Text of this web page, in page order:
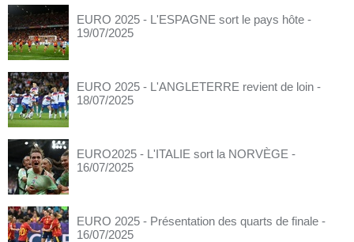
EURO 2025 - L'ESPAGNE sort le pays hôte -
19/07/2025
EURO 2025 - L'ANGLETERRE revient de loin -
18/07/2025
EURO2025 - L'ITALIE sort la NORVÈGE -
16/07/2025
EURO 2025 - Présentation des quarts de finale -
16/07/2025